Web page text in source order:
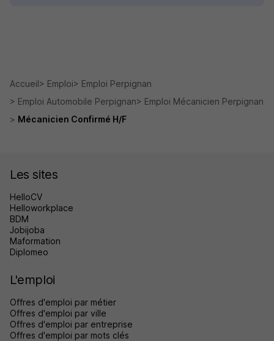
Accueil Emploi
Emploi Perpignan
Emploi Automobile Perpignan
Emploi Mécanicien Perpignan
Mécanicien Confirmé H/F
Les sites
HelloCV
Helloworkplace
BDM
Jobijoba
Maformation
Diplomeo
L'emploi
Offres d'emploi par métier
Offres d'emploi par ville
Offres d'emploi par entreprise
Offres d'emploi par mots clés